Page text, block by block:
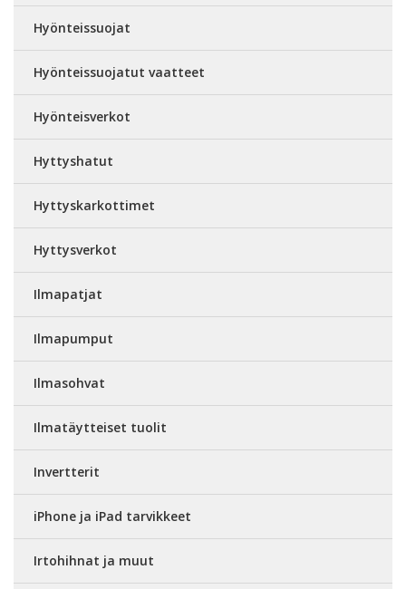
Hyönteissuojat
Hyönteissuojatut vaatteet
Hyönteisverkot
Hyttyshatut
Hyttyskarkottimet
Hyttysverkot
Ilmapatjat
Ilmapumput
Ilmasohvat
Ilmatäytteiset tuolit
Invertterit
iPhone ja iPad tarvikkeet
Irtohihnat ja muut